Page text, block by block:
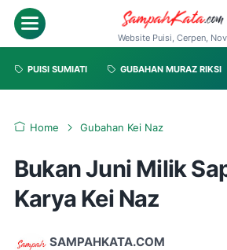
Website Puisi, Cerpen,
PUISI SUMIATI GUBAHAN MURAZ RIKSI
Home Gubahan Kei Naz
Bukan Juni Milik
Karya Kei Naz
SAMPAHKATA.COM